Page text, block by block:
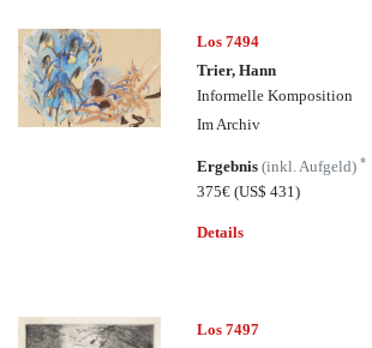
Los 7494
Trier, Hann
Informelle Komposition
Im Archiv
Ergebnis(inkl. Aufgeld)*
375€(US$ 431)
Details
Los 7497